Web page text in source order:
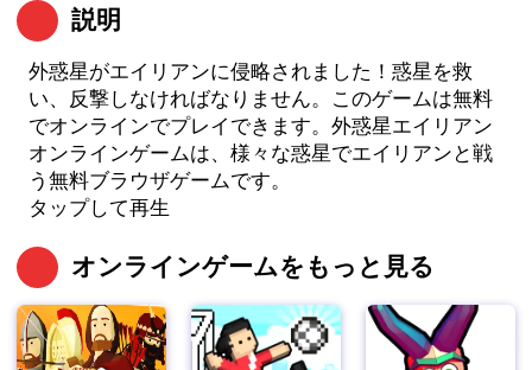
説明
外惑星がエイリアンに侵略されました！惑星を救
い、反撃しなければなりません。このゲームは無料
でオンラインでプレイできます。外惑星エイリアン
オンラインゲームは、様々な惑星でエイリアンと戦
う無料ブラウザゲームです。
タップして再生
オンラインゲームをもっと見る